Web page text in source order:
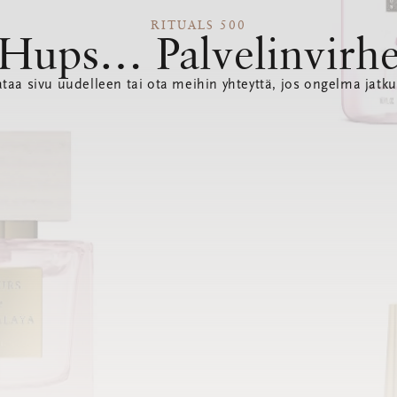
RITUALS 500
sivu uudelleen tai ota meihin yhteyttä, jos ongelma